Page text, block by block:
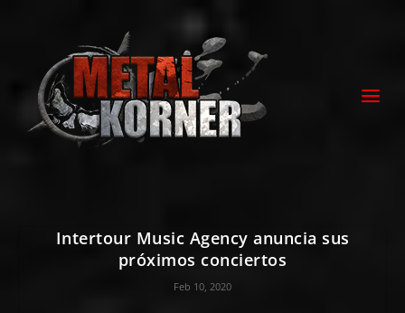
Intertour Music Agency anuncia sus
próximos conciertos
Feb 10, 2020